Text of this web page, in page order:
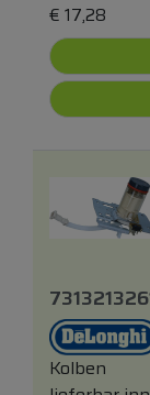
€ 17,28
Kolben